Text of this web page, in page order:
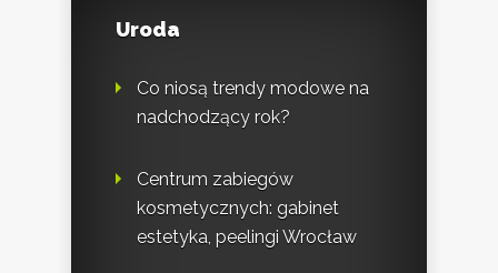
Uroda
Co niosą trendy modowe na
nadchodzący rok?
Centrum zabiegów
kosmetycznych: gabinet
estetyka, peelingi Wrocław